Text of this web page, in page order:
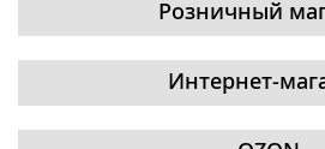
Розничный
Интернет-